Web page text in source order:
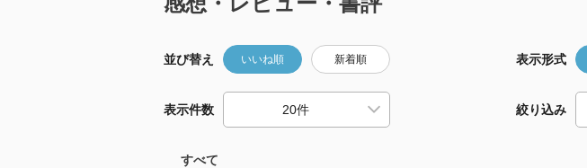
並び替え いいね順 新着順 表示形式
表示件数 絞り込み
すべて